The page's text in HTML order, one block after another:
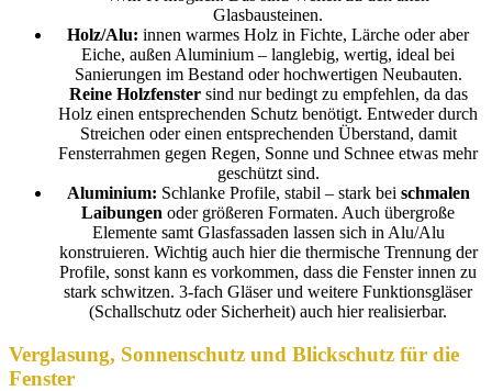
Glasbausteinen.
Holz/Alu: innen warmes Holz in Fichte, Lärche oder aber
Eiche, außen Aluminium – langlebig, wertig, ideal bei
Sanierungen im Bestand oder hochwertigen Neubauten.
Reine Holzfenstersind nur bedingt zu empfehlen, da das
Holz einen entsprechenden Schutz benötigt. Entweder durch
Streichen oder einen entsprechenden Überstand, damit
Fensterrahmen gegen Regen, Sonne und Schnee etwas mehr
geschützt sind.
Aluminium: Schlanke Profile, stabil – stark bei schmalen
Laibungen oder größeren Formaten. Auch übergroße
Elemente samt Glasfassaden lassen sich in Alu/Alu
konstruieren. Wichtig auch hier die thermische Trennung der
Profile, sonst kann es vorkommen, dass die Fenster innen zu
stark schwitzen. 3-fach Gläser und weitere Funktionsgläser
(Schallschutz oder Sicherheit) auch hier realisierbar.
Verglasung, Sonnenschutz und Blickschutz für die
Fenster